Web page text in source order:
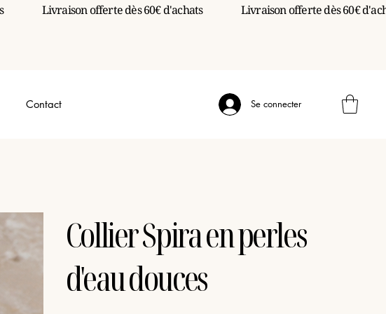
Contact Se connecter
Collier Spira en perles
d'eau douces